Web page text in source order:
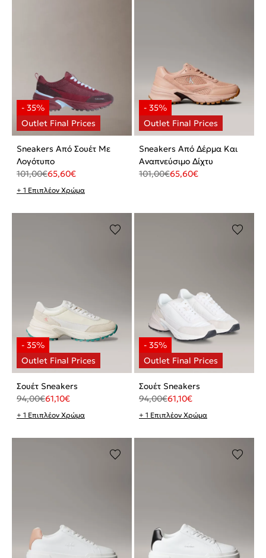
Sneakers Από Σουέτ Με
Λογότυπο
101,00€65,60€
+ 1 Επιπλέον Χρώμα
Sneakers Από Δέρμα Και
Αναπνεύσιμο Δίχτυ
101,00€65,60€
Σουέτ Sneakers
94,00€61,10€
+ 1 Επιπλέον Χρώμα
Σουέτ Sneakers
94,00€61,10€
+ 1 Επιπλέον Χρώμα